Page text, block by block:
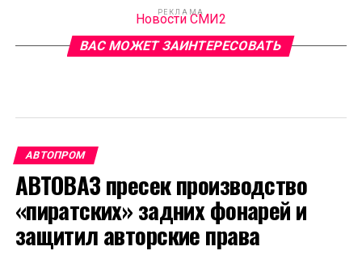
РЕКЛАМА
Новости СМИ2
ВАС МОЖЕТ ЗАИНТЕРЕСОВАТЬ
АВТОПРОМ
АВТОВАЗ пресек производство
«пиратских» задних фонарей и
защитил авторские права